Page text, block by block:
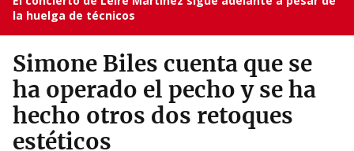
la huelga de técnicos
Simone Biles cuenta que se
ha operado el pecho y se ha
hecho otros dos retoques
estéticos